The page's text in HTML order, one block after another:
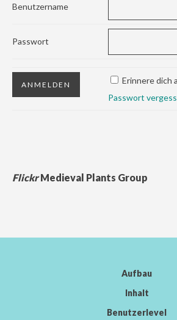
Benutzername
Passwort
Erinnere dich
Passwort
FlickrMedieval Plants Group
Aufbau
Inhalt
Benutzerlevel